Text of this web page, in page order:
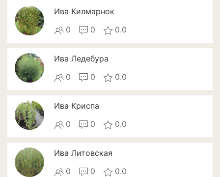
Листовая капуста
Морковь
Огурцы
Патиссоны
Пекинская и китайская
капуста
Перец
Подсолнечник
Ива Килмарнок
0 0 0.0
Ива Ледебура
0 0 0.0
Ива Криспа
0 0 0.0
Ива Литовская
0 0 0.0